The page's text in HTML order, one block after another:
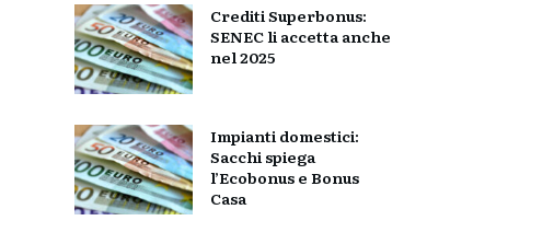
Crediti Superbonus:
SENEC li accetta anche
nel 2025
Impianti domestici:
Sacchi spiega
l’Ecobonus e Bonus
Casa